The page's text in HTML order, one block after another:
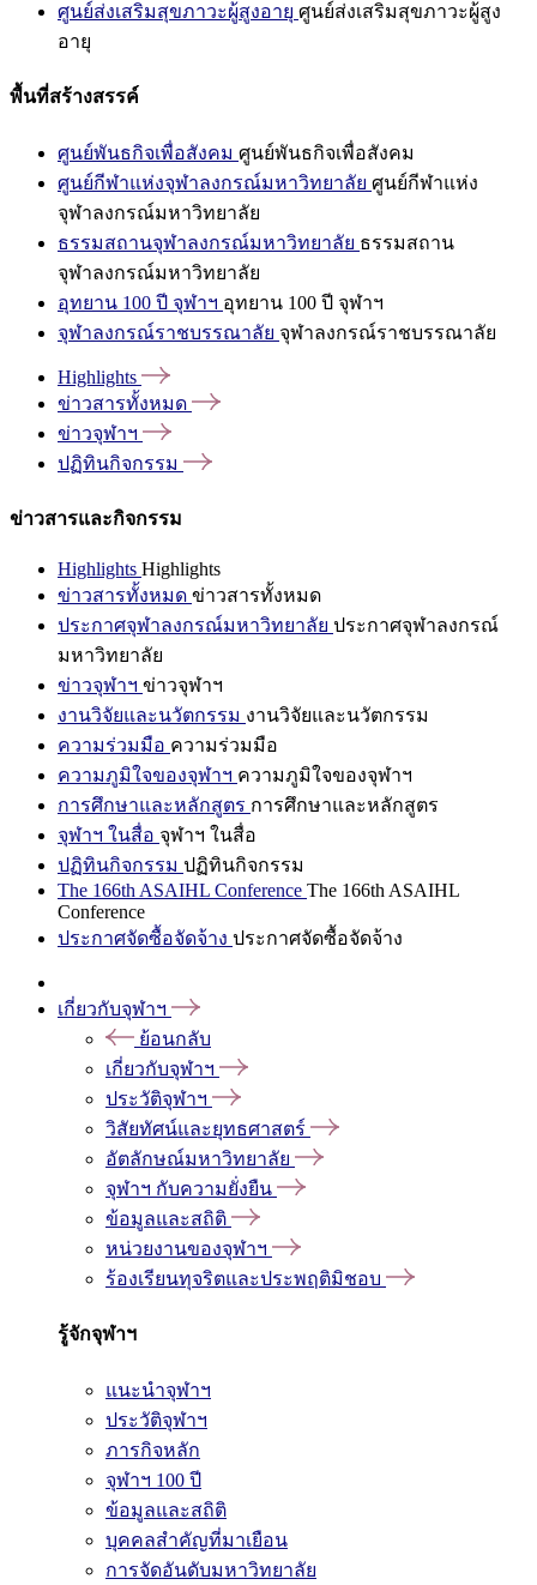
ศูนย์ส่งเสริมสุขภาวะผู้สูงอายุ ศูนย์ส่งเสริมสุขภาวะผู้สูง
อายุ
พื้นที่สร้างสรรค์
ศูนย์พันธกิจเพื่อสังคม ศูนย์พันธกิจเพื่อสังคม
ศูนย์กีฬาแห่งจุฬาลงกรณ์มหาวิทยาลัย ศูนย์กีฬาแห่ง
จุฬาลงกรณ์มหาวิทยาลัย
ธรรมสถานจุฬาลงกรณ์มหาวิทยาลัย ธรรมสถาน
จุฬาลงกรณ์มหาวิทยาลัย
อุทยาน 100 ปี จุฬาฯ อุทยาน 100 ปี จุฬาฯ
จุฬาลงกรณ์ราชบรรณาลัย จุฬาลงกรณ์ราชบรรณาลัย
Highlights
ข่าวสารทั้งหมด
ข่าวจุฬาฯ
ปฏิทินกิจกรรม
ข่าวสารและกิจกรรม
Highlights Highlights
ข่าวสารทั้งหมด ข่าวสารทั้งหมด
ประกาศจุฬาลงกรณ์มหาวิทยาลัย ประกาศจุฬาลงกรณ์
มหาวิทยาลัย
ข่าวจุฬาฯ ข่าวจุฬาฯ
งานวิจัยและนวัตกรรม งานวิจัยและนวัตกรรม
ความร่วมมือ ความร่วมมือ
ความภูมิใจของจุฬาฯ ความภูมิใจของจุฬาฯ
การศึกษาและหลักสูตร การศึกษาและหลักสูตร
จุฬาฯ ในสื่อ จุฬาฯ ในสื่อ
ปฏิทินกิจกรรม ปฏิทินกิจกรรม
The 166th ASAIHL Conference The 166th ASAIHL
Conference
ประกาศจัดซื้อจัดจ้าง ประกาศจัดซื้อจัดจ้าง
เกี่ยวกับจุฬาฯ
ย้อนกลับ
เกี่ยวกับจุฬาฯ
ประวัติจุฬาฯ
วิสัยทัศน์และยุทธศาสตร์
อัตลักษณ์มหาวิทยาลัย
จุฬาฯ กับความยั่งยืน
ข้อมูลและสถิติ
หน่วยงานของจุฬาฯ
ร้องเรียนทุจริตและประพฤติมิชอบ
รู้จักจุฬาฯ
แนะนำจุฬาฯ
ประวัติจุฬาฯ
ภารกิจหลัก
จุฬาฯ 100 ปี
ข้อมูลและสถิติ
บุคคลสำคัญที่มาเยือน
การจัดอันดับมหาวิทยาลัย